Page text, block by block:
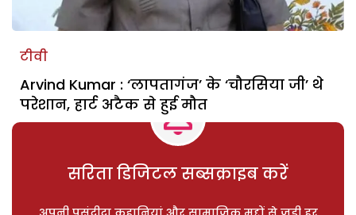
टीवी
Arvind Kumar : ‘लापतागंज’ के ‘चौरसिया जी’ थे
परेशान, हार्ट अटैक से हुई मौत
सरिता डिजिटल सब्सक्राइब करें